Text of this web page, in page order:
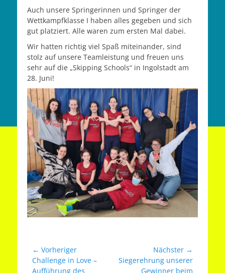
Auch unsere Springerinnen und Springer der
Wettkampfklasse I haben alles gegeben und sich
gut platziert. Alle waren zum ersten Mal dabei.
Wir hatten richtig viel Spaß miteinander, sind
stolz auf unsere Teamleistung und freuen uns
sehr auf die „Skipping Schools“ in Ingolstadt am
28. Juni!
Beitragsnavigation
← Vorheriger
Vorheriger
Beitrag:
Challenge in Love –
Aufführung des
Nächster →
Nächster
Siegerehrung unserer
Gewinner beim